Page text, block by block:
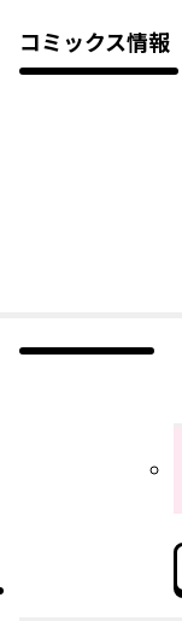
コミックス情報